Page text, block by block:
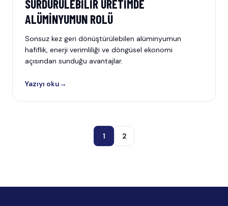
SÜRDÜRÜLEBILIR ÜRETIMDE
ALÜMINYUMUN ROLÜ
Sonsuz kez geri dönüştürülebilen alüminyumun
hafiflik, enerji verimliliği ve döngüsel ekonomi
açısından sunduğu avantajlar.
Yazıyı oku→
1 2